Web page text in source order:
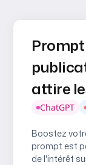
Prompt
attire
ChatGPT
Boostez
prompt est
de l'intérêt